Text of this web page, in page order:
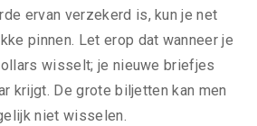
ervan verzekerd is, kun je net
pinnen. Let erop dat wanneer je
wisselt; je nieuwe briefjes
krijgt. De grote biljetten kan men
niet wisselen.